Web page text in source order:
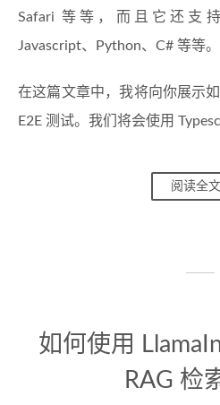
Safari 等等，而且它还支
Javascript、Python、C# 等等。
在这篇文章中，我将向你展示
E2E 测试。我们将会使用
阅读全
如何使用
RAG 检